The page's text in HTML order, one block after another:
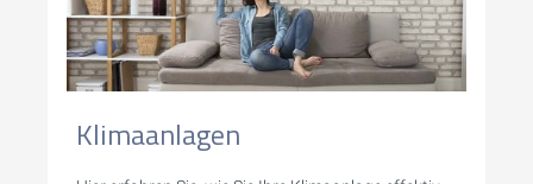
Klimaanlagen